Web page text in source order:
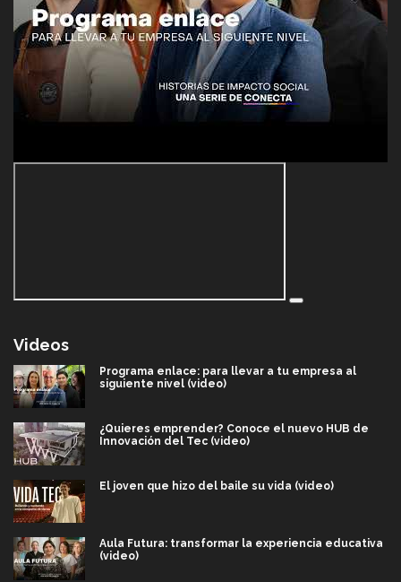
Videos
Programa enlace: para llevar a tu empresa al
siguiente nivel (video)
¿Quieres emprender? Conoce el nuevo HUB de
Innovación del Tec (video)
El joven que hizo del baile su vida (video)
Aula Futura: transformar la experiencia educativa
(video)